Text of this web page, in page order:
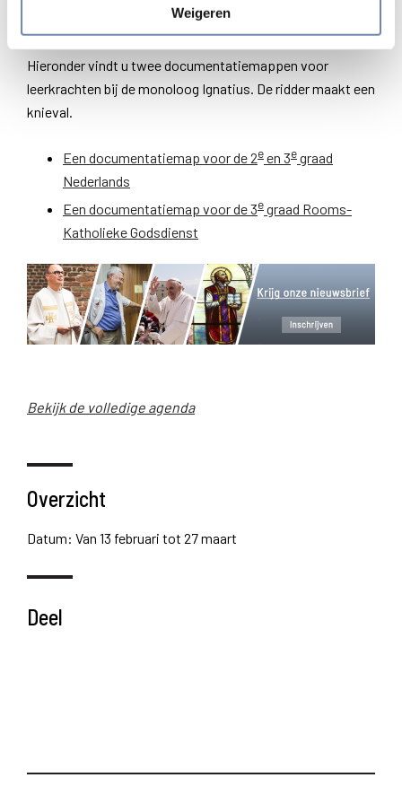
Weigeren
Voor leerkrachten
Hieronder vindt u twee documentatiemappen voor
leerkrachten bij de monoloog Ignatius. De ridder maakt een
knieval.
Een documentatiemap voor de 2een 3egraad
Nederlands
Een documentatiemap voor de 3egraad Rooms-
Katholieke Godsdienst
Bekijk de volledige agenda
Overzicht
Datum: Van 13 februari tot 27 maart
Deel